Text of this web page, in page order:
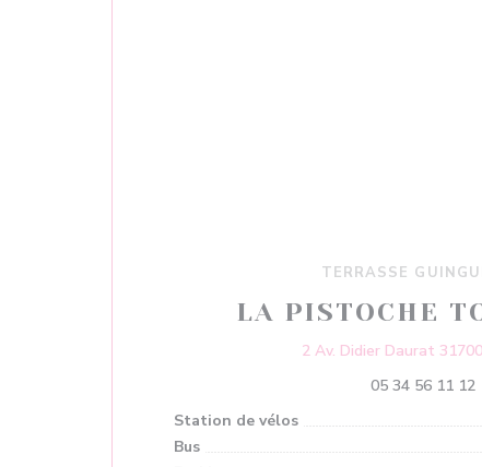
TERRASSE
LA PISTOCHE
2 Av. Didier Daurat
05 34 56 11 12
Station de vélos
Bus